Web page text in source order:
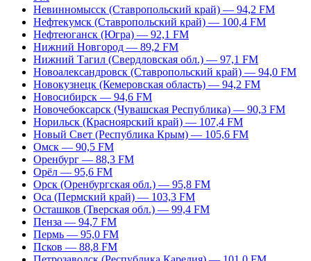
Невинномысск (Ставропольский край) — 94,2 FM
Нефтекумск (Ставропольский край) — 100,4 FM
Нефтеюганск (Югра) — 92,1 FM
Нижний Новгород — 89,2 FM
Нижний Тагил (Свердловская обл.) — 97,1 FM
Новоалександровск (Ставропольский край) — 94,0 FM
Новокузнецк (Кемеровская область) — 94,2 FM
Новосибирск — 94,6 FM
Новочебоксарск (Чувашская Республика) — 90,3 FM
Норильск (Красноярский край) — 107,4 FM
Новый Свет (Республика Крым) — 105,6 FM
Омск — 90,5 FM
Оренбург — 88,3 FM
Орёл — 95,6 FM
Орск (Оренбургская обл.) — 95,8 FM
Оса (Пермский край) — 103,3 FM
Осташков (Тверская обл.) — 99,4 FM
Пенза — 94,7 FM
Пермь — 95,0 FM
Псков — 88,8 FM